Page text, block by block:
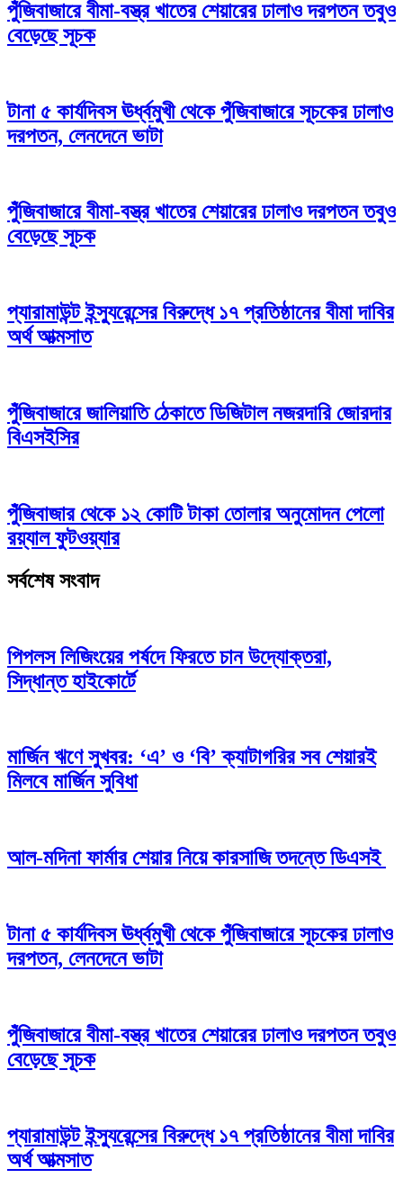
পুঁজিবাজারে বীমা-বস্ত্র খাতের শেয়ারের ঢালাও দরপতন তবুও
বেড়েছে সূচক
টানা ৫ কার্যদিবস ঊর্ধ্বমুখী থেকে পুঁজিবাজারে সূচকের ঢালাও
দরপতন, লেনদেনে ভাটা
পুঁজিবাজারে বীমা-বস্ত্র খাতের শেয়ারের ঢালাও দরপতন তবুও
বেড়েছে সূচক
প্যারামাউন্ট ইন্স্যুরেন্সের বিরুদ্ধে ১৭ প্রতিষ্ঠানের বীমা দাবির
অর্থ আত্মসাত
পুঁজিবাজারে জালিয়াতি ঠেকাতে ডিজিটাল নজরদারি জোরদার
বিএসইসির
পুঁজিবাজার থেকে ১২ কোটি টাকা তোলার অনুমোদন পেলো
রয়্যাল ফুটওয়্যার
সর্বশেষ সংবাদ
পিপলস লিজিংয়ের পর্ষদে ফিরতে চান উদ্যোক্তরা,
সিদ্ধান্ত হাইকোর্টে
মার্জিন ঋণে সুখবর: ‘এ’ ও ‘বি’ ক্যাটাগরির সব শেয়ারই
মিলবে মার্জিন সুবিধা
আল-মদিনা ফার্মার শেয়ার নিয়ে কারসাজি তদন্তে ডিএসই
টানা ৫ কার্যদিবস ঊর্ধ্বমুখী থেকে পুঁজিবাজারে সূচকের ঢালাও
দরপতন, লেনদেনে ভাটা
পুঁজিবাজারে বীমা-বস্ত্র খাতের শেয়ারের ঢালাও দরপতন তবুও
বেড়েছে সূচক
প্যারামাউন্ট ইন্স্যুরেন্সের বিরুদ্ধে ১৭ প্রতিষ্ঠানের বীমা দাবির
অর্থ আত্মসাত